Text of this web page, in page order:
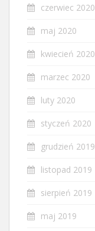
czerwiec 2020
maj 2020
kwiecień 2020
marzec 2020
luty 2020
styczeń 2020
grudzień 2019
listopad 2019
sierpień 2019
maj 2019